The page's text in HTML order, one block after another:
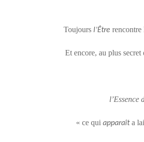
Toujours l’Être rencontre
Et encore, au plus secret
l’Essence
« ce qui apparaîta